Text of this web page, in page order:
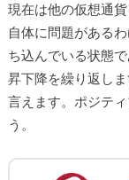
現在は他の仮想通
自体に問題がある
ち込んでいる状態
昇下降を繰り返し
言えます。ポジテ
う。